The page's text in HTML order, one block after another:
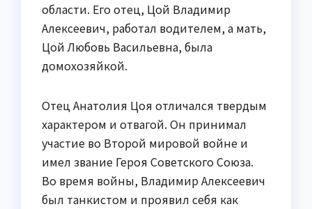
области. Его отец, Цой Владимир
Алексеевич, работал водителем, а мать,
Цой Любовь Васильевна, была
домохозяйкой.
Отец Анатолия Цоя отличался твердым
характером и отвагой. Он принимал
участие во Второй мировой войне и
имел звание Героя Советского Союза.
Во время войны, Владимир Алексеевич
был танкистом и проявил себя как